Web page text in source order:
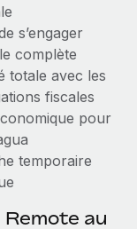
de vos
:
des
entreprises de
s’engager
complète
totale avec les
fiscales
pour
temporaire
Remote au